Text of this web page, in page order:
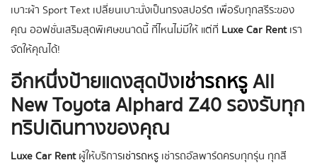
เบาะผ้า Sport Text เปลี่ยนเบาะนั่งเป็นทรงสปอร์ต เพื่อรับทุกสรีระของ
คุณ ออฟชั่นเสริมสุดพิเศษขนาดนี้ ที่ไหนไม่มีให้ แต่ที่ Luxe Car Rentเรา
จัดให้คุณได้!
อีกหนึ่งป้ายแดงสุดปังเช่ารถหรูAll
New Toyota Alphard Z40 รองรับทุก
ทริปเดินทางของคุณ
Luxe Car Rentผู้ให้บริการเช่ารถหรู เช่ารถอัลพาร์ดครบทุกรุ่น ทุกสี